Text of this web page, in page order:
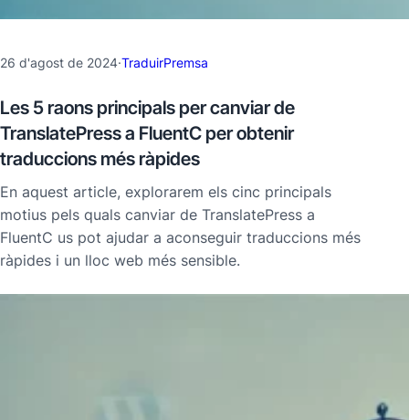
26 d'agost de 2024·TraduirPremsa
Les 5 raons principals per canviar de
TranslatePress a FluentC per obtenir
traduccions més ràpides
En aquest article, explorarem els cinc principals
motius pels quals canviar de TranslatePress a
FluentC us pot ajudar a aconseguir traduccions més
ràpides i un lloc web més sensible.